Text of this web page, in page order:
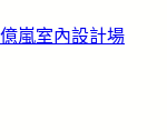
嵐室內設計場